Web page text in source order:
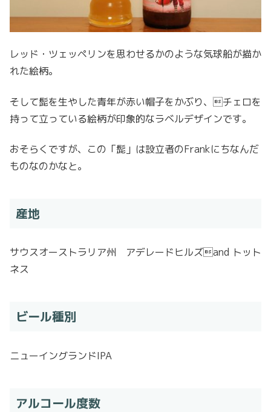
レッド・ツェッペリンを思わせるかのような気球船が描か
れた絵柄。
そして髭を生やした青年が赤い帽子をかぶり、チェロを
持って立っている絵柄が印象的なラベルデザインです。
おそらくですが、この「髭」は設立者のFrankにちなんだ
ものなのかなと。
産地
サウスオーストラリア州 アデレードヒルズand トット
ネス
ビール種別
ニューイングランドIPA
アルコール度数